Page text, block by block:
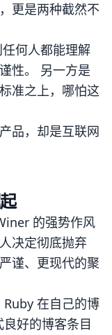
更是两种截然不
何人都能理解
性。 另一方是
准之上，哪怕这
品，却是互联网
的强势作风
决定彻底抛弃
谨、更现代的聚
在自己的博
好的博客条目